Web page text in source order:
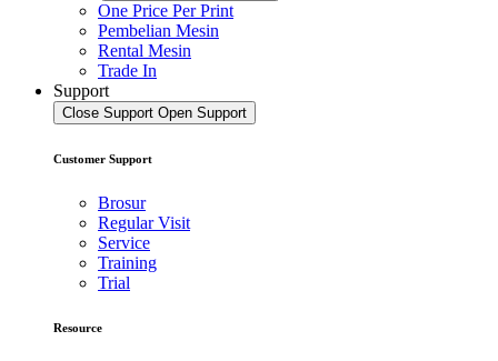
One Price Per Print
Pembelian Mesin
Rental Mesin
Trade In
Support
Close Support Open Support
Customer Support
Brosur
Regular Visit
Service
Training
Trial
Resource